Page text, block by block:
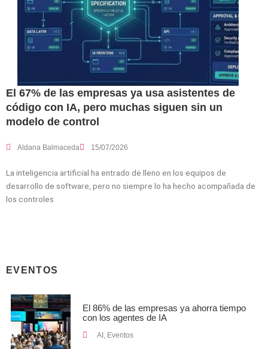
El 67% de las empresas ya usa asistentes de
código con IA, pero muchas siguen sin un
modelo de control
Aldana Balmaceda 15/07/2026
La inteligencia artificial ha entrado de lleno en los equipos de
desarrollo de software, pero no siempre lo ha hecho acompañada de
los controles
EVENTOS
El 86% de las empresas ya ahorra tiempo
con los agentes de IA
AI , Eventos